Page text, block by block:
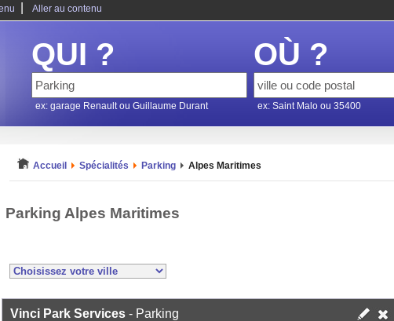
Aller au contenu
QUI ?
ex: garage Renault ou Guillaume Durant
OÙ ?
ex: Saint Malo ou 35400
Accueil Spécialités Parking Alpes Maritimes
Parking Alpes Maritimes
Vinci Park Services - Parking